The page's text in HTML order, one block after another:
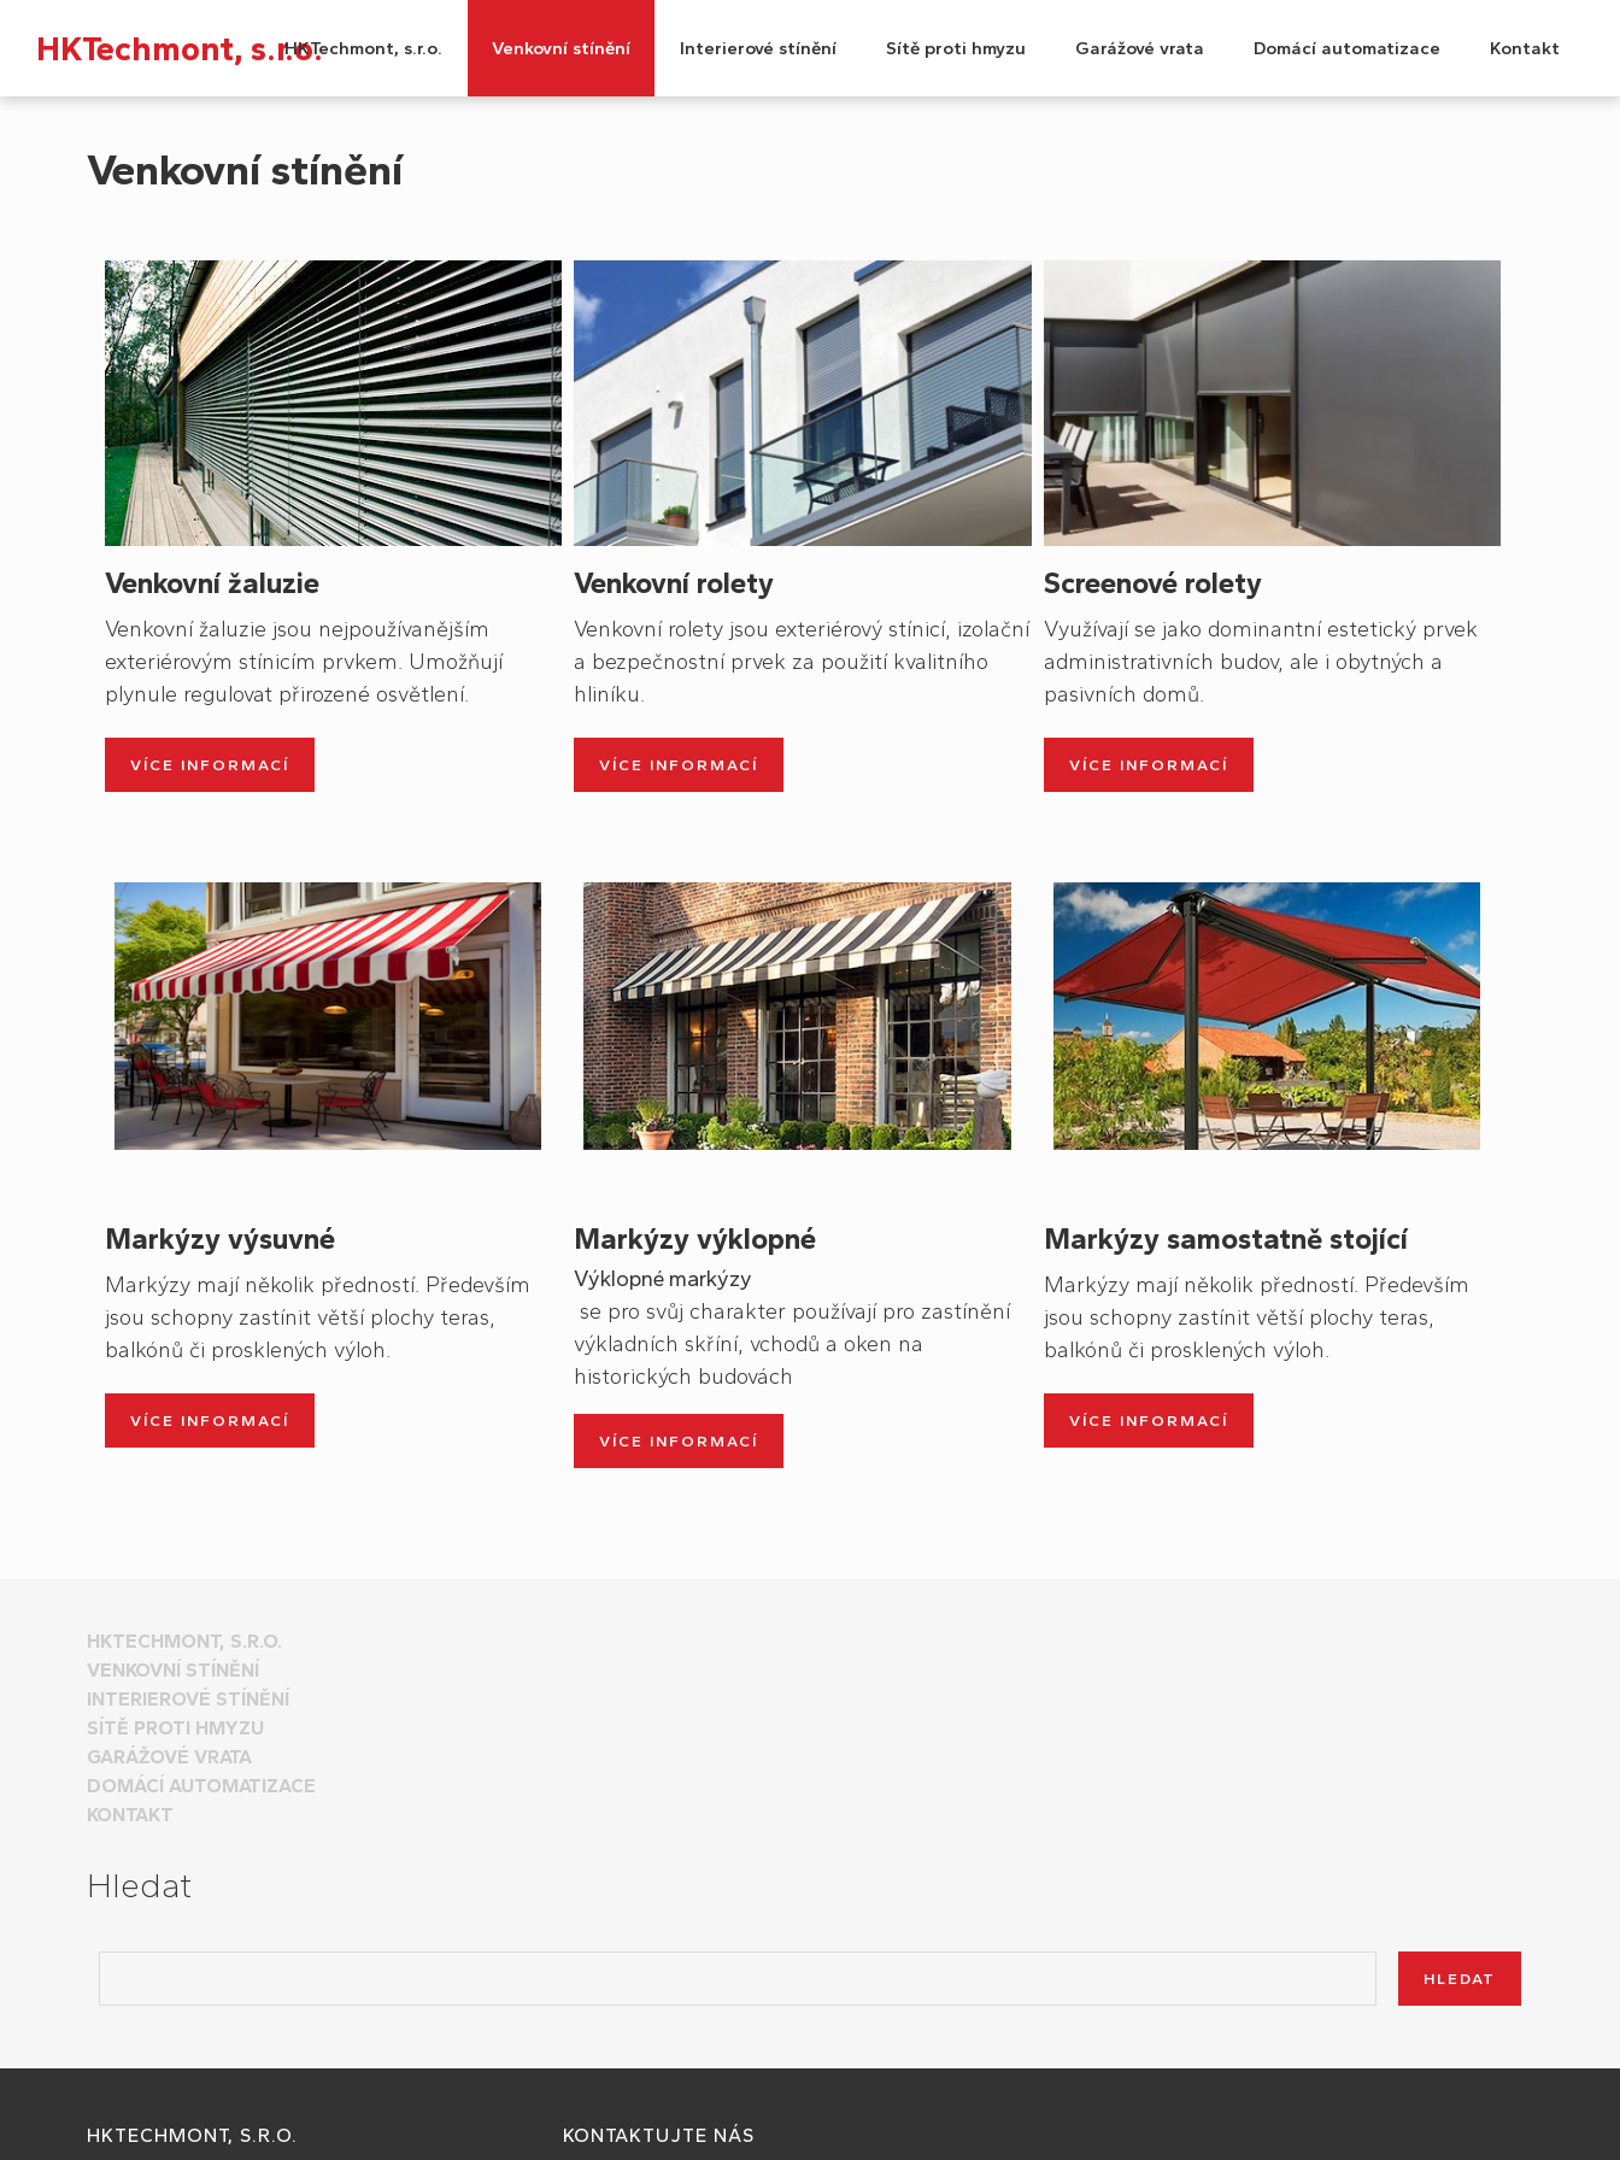
HKTechmont, s.r.o.HKTechmont, s.r.o. Venkovní stínění Interierové stínění Sítě proti hmyzu Garážové vrata Domácí automatizace Kontakt
Venkovní stínění
Venkovní žaluzie
Venkovní žaluzie jsou nejpoužívanějším
exteriérovým stínicím prvkem. Umožňují
plynule regulovat přirozené osvětlení.
VÍCE INFORMACÍ
Venkovní rolety
Venkovní rolety jsou exteriérový stínicí, izolační
a bezpečnostní prvek za použití kvalitního
hliníku.
VÍCE INFORMACÍ
Screenové rolety
Využívají se jako dominantní estetický prvek
administrativních budov, ale i obytných a
pasivních domů.
VÍCE INFORMACÍ
Markýzy výsuvné
Markýzy mají několik předností. Především
jsou schopny zastínit větší plochy teras,
balkónů či prosklených výloh.
VÍCE INFORMACÍ
Markýzy výklopné
Výklopné markýzy
se pro svůj charakter používají pro zastínění
výkladních skříní, vchodů a oken na
historických budovách
VÍCE INFORMACÍ
Markýzy samostatně stojící
Markýzymají několik předností. Především
jsou schopny zastínit větší plochy teras,
balkónů či prosklených výloh.
VÍCE INFORMACÍ
HKTECHMONT, S.R.O.
VENKOVNÍ STÍNĚNÍ
INTERIEROVÉ STÍNĚNÍ
SÍTĚ PROTI HMYZU
GARÁŽOVÉ VRATA
DOMÁCÍ AUTOMATIZACE
KONTAKT
Hledat
HKTECHMONT, S.R.O. KONTAKTUJTE NÁS